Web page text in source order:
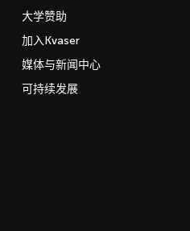
大学赞助
加入Kvaser
媒体与新闻中心
可持续发展